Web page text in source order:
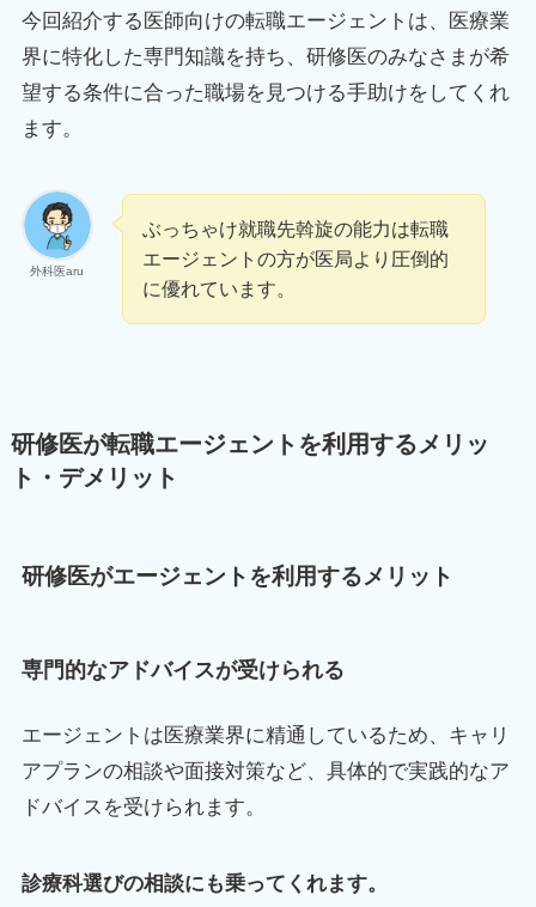
今回紹介する医師向けの転職エージェントは、医療業
界に特化した専門知識を持ち、研修医のみなさまが希
望する条件に合った職場を見つける手助けをしてくれ
ます。
外科医aru
ぶっちゃけ就職先斡旋の能力は転職
エージェントの方が医局より圧倒的
に優れています。
研修医が転職エージェントを利用するメリッ
ト・デメリット
研修医がエージェントを利用するメリット
専門的なアドバイスが受けられる
エージェントは医療業界に精通しているため、キャリ
アプランの相談や面接対策など、具体的で実践的なア
ドバイスを受けられます。
診療科選びの相談にも乗ってくれます。